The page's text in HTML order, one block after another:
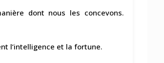
dont nous les concevons.
l’intelligence et la fortune.